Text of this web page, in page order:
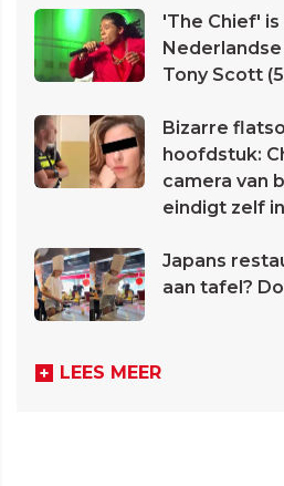
'The Chief'
Tony Scott
Bizarre
hoofdstuk:
camera van
eindigt zelf
Japans
aan tafel?
LEES MEER